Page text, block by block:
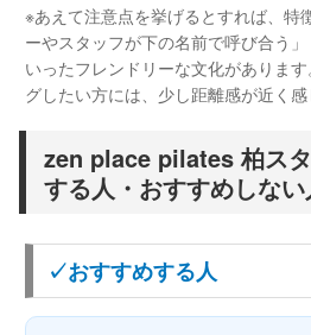
※あえて注意点を挙げるとすれば、特
ーやスタッフが下の名前で呼び合う
いったフレンドリーな文化がありま
グしたい方には、少し距離感が近く感
zen place pilates 柏ス
する人・おすすめしない
✓おすすめする人